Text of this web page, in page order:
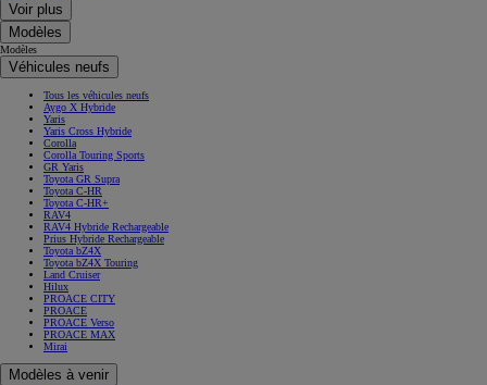
Voir plus
Modèles
Modèles
Véhicules neufs
Tous les véhicules neufs
Aygo X Hybride
Yaris
Yaris Cross Hybride
Corolla
Corolla Touring Sports
GR Yaris
Toyota GR Supra
Toyota C-HR
Toyota C-HR+
RAV4
RAV4 Hybride Rechargeable
Prius Hybride Rechargeable
Toyota bZ4X
Toyota bZ4X Touring
Land Cruiser
Hilux
PROACE CITY
PROACE
PROACE Verso
PROACE MAX
Mirai
Modèles à venir